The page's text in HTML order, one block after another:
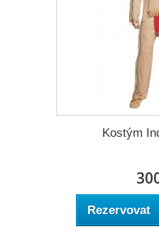
Kostým
Rezervovat